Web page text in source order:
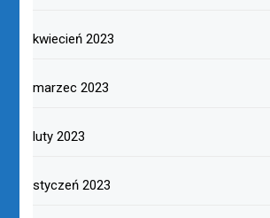
kwiecień 2023
marzec 2023
luty 2023
styczeń 2023